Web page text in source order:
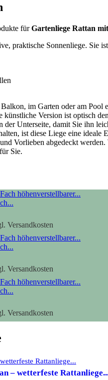
fürGartenliege Rattan
praktische Sonnenliege. Sie
im Garten oder am
Version ist optisch
der Unterseite, damit Sie ihn
ist diese Liege eine
Vorlieben abgedeckt
Sie.
Versandkosten
Versandkosten
Versandkosten
– wetterfeste